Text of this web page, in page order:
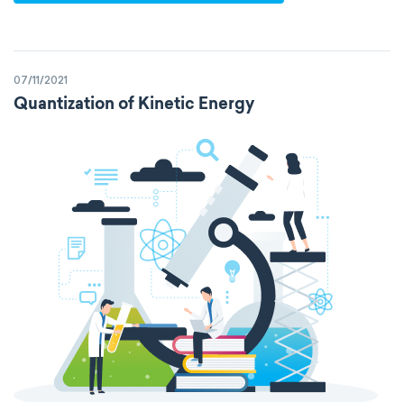
07/11/2021
Quantization of Kinetic Energy